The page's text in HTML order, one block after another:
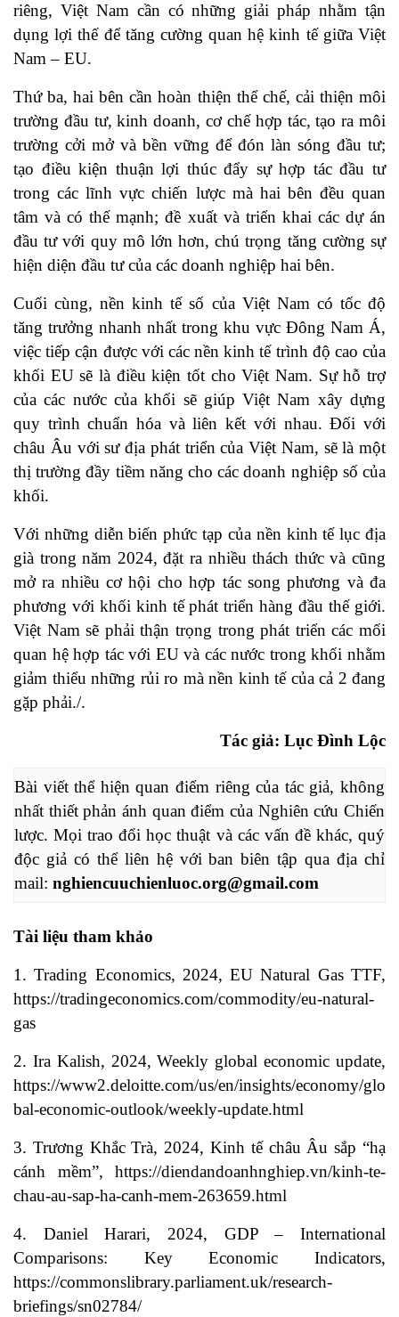
riêng, Việt Nam cần có những giải pháp nhằm tận
dụng lợi thế để tăng cường quan hệ kinh tế giữa Việt
Nam – EU.
Thứ ba, hai bên cần hoàn thiện thể chế, cải thiện môi
trường đầu tư, kinh doanh, cơ chế hợp tác, tạo ra môi
trường cởi mở và bền vững để đón làn sóng đầu tư;
tạo điều kiện thuận lợi thúc đẩy sự hợp tác đầu tư
trong các lĩnh vực chiến lược mà hai bên đều quan
tâm và có thế mạnh; đề xuất và triển khai các dự án
đầu tư với quy mô lớn hơn, chú trọng tăng cường sự
hiện diện đầu tư của các doanh nghiệp hai bên.
Cuối cùng, nền kinh tế số của Việt Nam có tốc độ
tăng trưởng nhanh nhất trong khu vực Đông Nam Á,
việc tiếp cận được với các nền kinh tế trình độ cao của
khối EU sẽ là điều kiện tốt cho Việt Nam. Sự hỗ trợ
của các nước của khối sẽ giúp Việt Nam xây dựng
quy trình chuẩn hóa và liên kết với nhau. Đối với
châu Âu với sư địa phát triển của Việt Nam, sẽ là một
thị trường đầy tiềm năng cho các doanh nghiệp số của
khối.
Với những diễn biến phức tạp của nền kinh tế lục địa
già trong năm 2024, đặt ra nhiều thách thức và cũng
mở ra nhiều cơ hội cho hợp tác song phương và đa
phương với khối kinh tế phát triển hàng đầu thế giới.
Việt Nam sẽ phải thận trọng trong phát triển các mối
quan hệ hợp tác với EU và các nước trong khối nhằm
giảm thiểu những rủi ro mà nền kinh tế của cả 2 đang
gặp phải./.
Tác giả: Lục Đình Lộc
Bài viết thể hiện quan điểm riêng của tác giả, không
nhất thiết phản ánh quan điểm của Nghiên cứu Chiến
lược. Mọi trao đổi học thuật và các vấn đề khác, quý
độc giả có thể liên hệ với ban biên tập qua địa chỉ
mail: nghiencuuchienluoc.org@gmail.com
Tài liệu tham khảo
1. Trading Economics, 2024, EU Natural Gas TTF,
https://tradingeconomics.com/commodity/eu-natural-
gas
2. Ira Kalish, 2024, Weekly global economic update,
https://www2.deloitte.com/us/en/insights/economy/glo
bal-economic-outlook/weekly-update.html
3. Trương Khắc Trà, 2024, Kinh tế châu Âu sắp “hạ
cánh mềm”, https://diendandoanhnghiep.vn/kinh-te-
chau-au-sap-ha-canh-mem-263659.html
4. Daniel Harari, 2024, GDP – International
Comparisons: Key Economic Indicators,
https://commonslibrary.parliament.uk/research-
briefings/sn02784/